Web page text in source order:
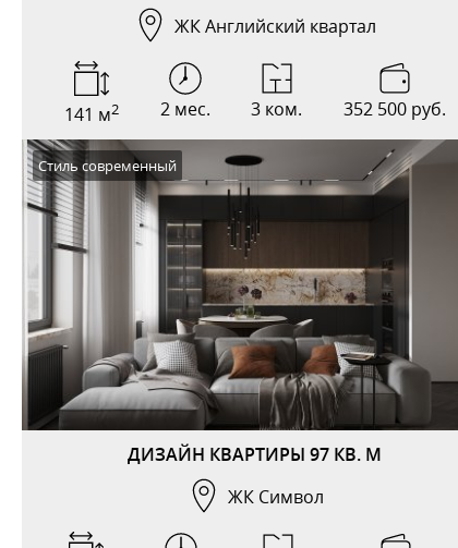
ЖК Английский квартал
141 м2 2 мес. 3 ком. 352 500 руб.
ДИЗАЙН КВАРТИРЫ 97 КВ. М
ЖК Символ
Стиль современный